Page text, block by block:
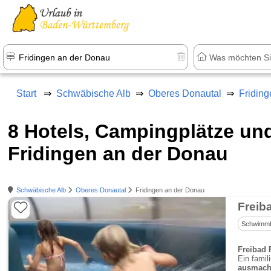
Start Schwäbische Alb Oberes Donautal
8 Hotels, Campingplätze
Fridingen an der Donau
Schwäbische Alb Oberes Donautal Fridingen an der Donau
Freibad
Ein